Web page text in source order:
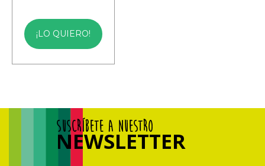
¡LO QUIERO!
SUSCRÍBETE A NUESTRO
NEWSLETTER